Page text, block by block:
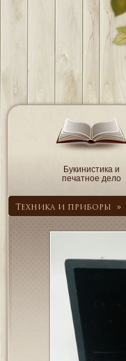
Букинистика и
печатное дело
Техника и приборы »